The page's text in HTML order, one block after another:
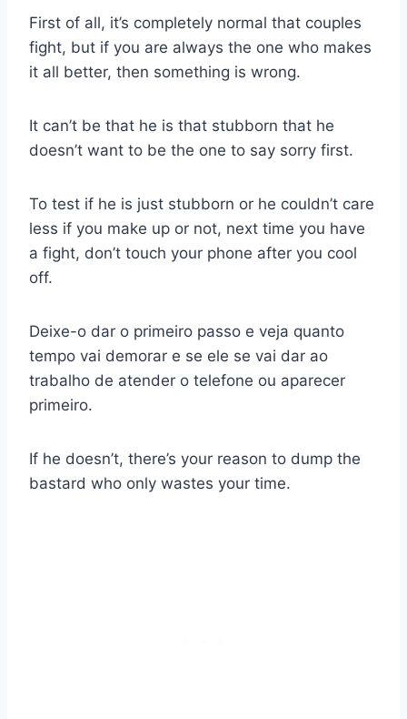
First of all, it’s completely normal that couples
fight, but if you are always the one who makes
it all better, then something is wrong.
It can’t be that he is that stubborn that he
doesn’t want to be the one to say sorry first.
To test if he is just stubborn or he couldn’t care
less if you make up or not, next time you have
a fight, don’t touch your phone after you cool
off.
Deixe-o dar o primeiro passo e veja quanto
tempo vai demorar e se ele se vai dar ao
trabalho de atender o telefone ou aparecer
primeiro.
If he doesn’t, there’s your reason to dump the
bastard who only wastes your time.